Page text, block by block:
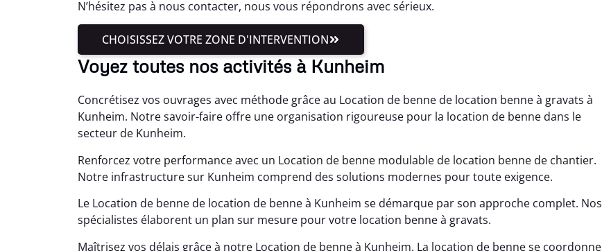
N’hésitez pas à nous contacter, nous vous répondrons avec sérieux.
CHOISISSEZ VOTRE ZONE D'INTERVENTION
Voyez toutes nos activités à Kunheim
Concrétisez vos ouvrages avec méthode grâce au Location de benne de location benne à gravats à
Kunheim. Notre savoir-faire offre une organisation rigoureuse pour la location de benne dans le
secteur de Kunheim.
Renforcez votre performance avec un Location de benne modulable de location benne de chantier.
Notre infrastructure sur Kunheim comprend des solutions modernes pour toute exigence.
Le Location de benne de location de benne à Kunheim se démarque par son approche complet. Nos
spécialistes élaborent un plan sur mesure pour votre location benne à gravats.
Maîtrisez vos délais grâce à notre Location de benne à Kunheim. La location de benne se coordonne